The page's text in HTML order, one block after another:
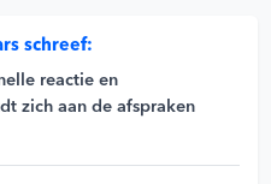
schreef:
reactie en
zich aan de afspraken